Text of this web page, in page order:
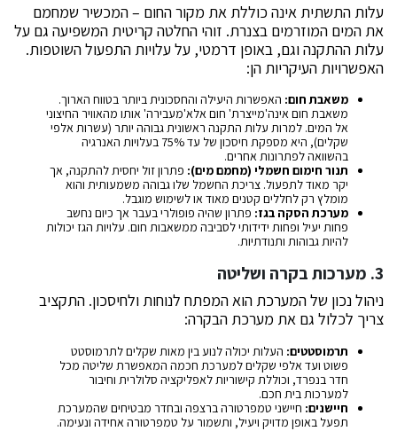
עלות התשתית אינה כוללת את מקור החום – המכשיר שמחמם
את המים המוזרמים בצנרת. זוהי החלטה קריטית המשפיעה גם על
עלות ההתקנה וגם, באופן דרמטי, על עלויות התפעול השוטפות.
האפשרויות העיקריות הן:
משאבת חום:האפשרות היעילה והחסכונית ביותר בטווח הארוך.
משאבת חום אינה'מייצרת' חום אלא'מעבירה' אותו מהאוויר החיצוני
אל המים. למרות עלות התקנה ראשונית גבוהה יותר (עשרות אלפי
שקלים), היא מספקת חיסכון של עד 75% בעלויות האנרגיה
בהשוואה לפתרונות אחרים.
תנור חימום חשמלי (מחמם מים):פתרון זול יחסית להתקנה, אך
יקר מאוד לתפעול. צריכת החשמל שלו גבוהה משמעותית והוא
מומלץ רק לחללים קטנים מאוד או לשימוש מוגבל.
מערכת הסקה בגז:פתרון שהיה פופולרי בעבר אך כיום נחשב
פחות יעיל ופחות ידידותי לסביבה ממשאבות חום. עלויות הגז יכולות
להיות גבוהות ותנודתיות.
3. מערכות בקרה ושליטה
ניהול נכון של המערכת הוא המפתח לנוחות ולחיסכון. התקציב
צריך לכלול גם את מערכת הבקרה:
תרמוסטטים:העלות יכולה לנוע בין מאות שקלים לתרמוסטט
פשוט ועד אלפי שקלים למערכת חכמה המאפשרת שליטה מכל
חדר בנפרד, וכוללת קישוריות לאפליקציה סלולרית וחיבור
למערכות בית חכם.
חיישנים:חיישני טמפרטורה ברצפה ובחדר מבטיחים שהמערכת
תפעל באופן מדויק ויעיל, ותשמור על טמפרטורה אחידה ונעימה.